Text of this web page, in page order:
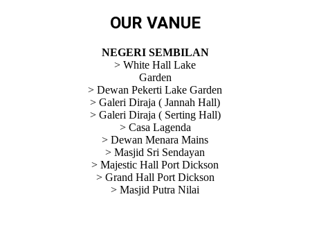
OUR VANUE
NEGERI SEMBILAN
> White Hall Lake
Garden
> Dewan Pekerti Lake Garden
> Galeri Diraja ( Jannah Hall)
> Galeri Diraja ( Serting Hall)
> Casa Lagenda
> Dewan Menara Mains
> Masjid Sri Sendayan
> Majestic Hall Port Dickson
> Grand Hall Port Dickson
> Masjid Putra Nilai